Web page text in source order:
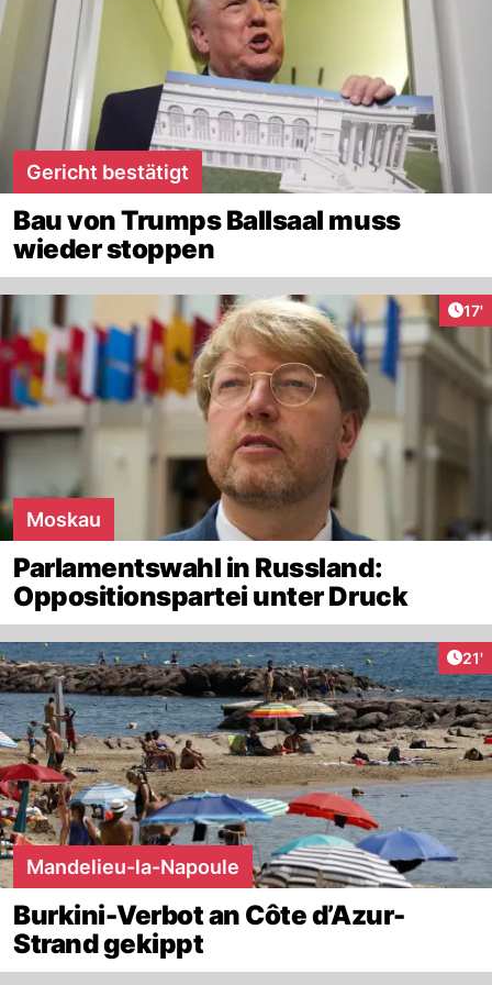
Gericht bestätigt
Bau von Trumps Ballsaal muss
wieder stoppen
17'
Moskau
Parlamentswahl in Russland:
Oppositionspartei unter Druck
21'
Mandelieu-la-Napoule
Burkini-Verbot an Côte d’Azur-
Strand gekippt